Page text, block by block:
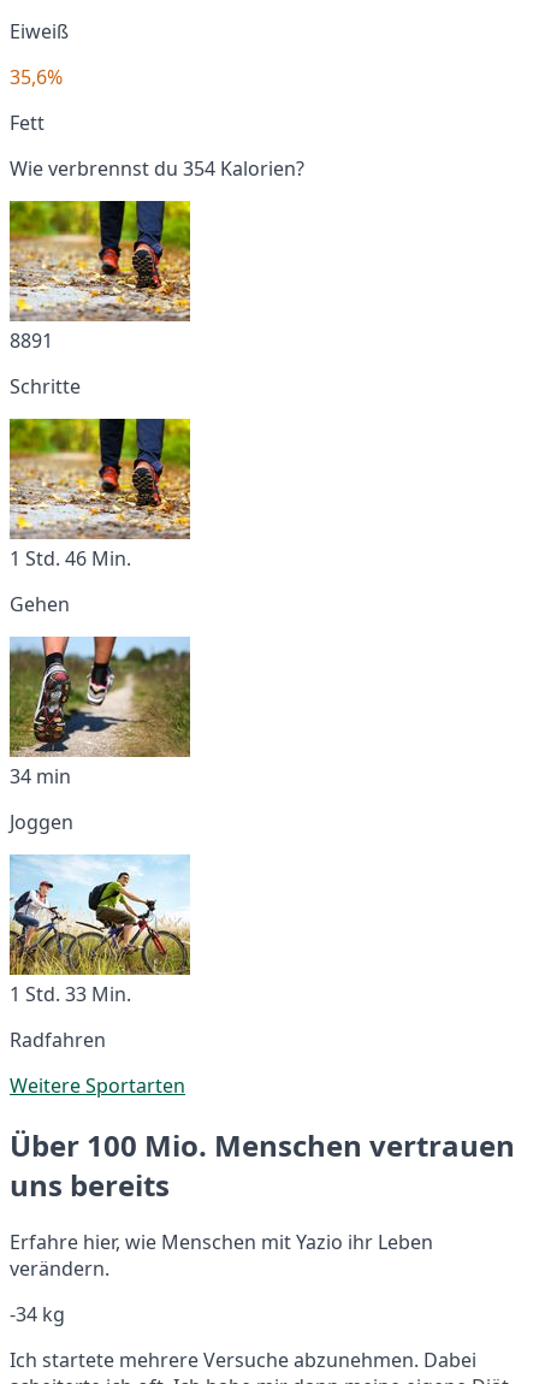
Eiweiß
35,6%
Fett
Wie verbrennst du 354 Kalorien?
8891
Schritte
1 Std. 46 Min.
Gehen
34 min
Joggen
1 Std. 33 Min.
Radfahren
Weitere Sportarten
Über 100 Mio. Menschen vertrauen
uns bereits
Erfahre hier, wie Menschen mit Yazio ihr Leben
verändern.
-34 kg
Ich startete mehrere Versuche abzunehmen. Dabei